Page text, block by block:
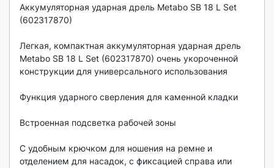
Аккумуляторная ударная дрель Metabo SB 18 L Set
(602317870)
Легкая, компактная аккумуляторная ударная дрель
Metabo SB 18 L Set (602317870) очень укороченной
конструкции для универсального использования
Функция ударного сверления для каменной кладки
Встроенная подсветка рабочей зоны
С удобным крючком для ношения на ремне и
отделением для насадок, с фиксацией справа или